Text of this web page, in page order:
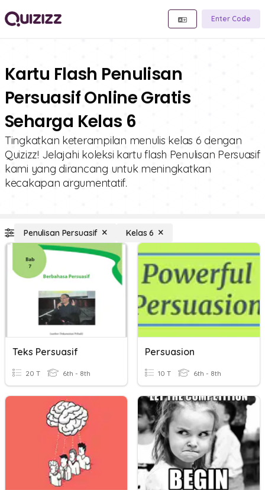
Enter Code
Kartu Flash Penulisan
Persuasif Online Gratis
Seharga Kelas 6
Tingkatkan keterampilan menulis kelas 6 dengan
Quizizz! Jelajahi koleksi kartu flash Penulisan Persuasif
kami yang dirancang untuk meningkatkan
kecakapan argumentatif.
Penulisan Persuasif Kelas 6
Teks Persuasif
20 T 6th - 8th
Persuasion
10 T 6th - 8th